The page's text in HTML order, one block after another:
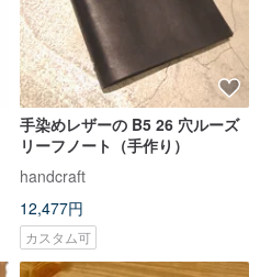
手染めレザーの B5 26 穴ルーズ
リーフノート（手作り）
handcraft
12,477円
カスタム可